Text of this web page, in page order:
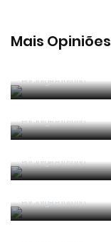
Mais Opiniões
PorJorge Faustino
PorJorge Faustino
PorJorge Faustino
PorJorge Faustino